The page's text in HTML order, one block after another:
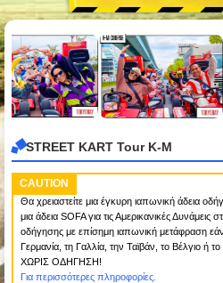
STREET KART Tour K-M
CAUTION
Θα χρειαστείτε μια έγκυρη ιαπωνική άδεια
μια άδεια SOFA για τις Αμερικανικές Δυνάμεις
οδήγησης με επίσημη ιαπωνική μετάφραση
Γερμανία, τη Γαλλία, την Ταϊβάν, το Βέλγιο ή
ΧΩΡΙΣ ΟΔΗΓΗΣΗ!
Για περισσότερες πληροφορίες.